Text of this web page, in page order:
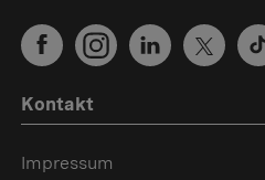
Kontakt
Impressum